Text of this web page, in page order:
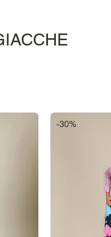
-30%